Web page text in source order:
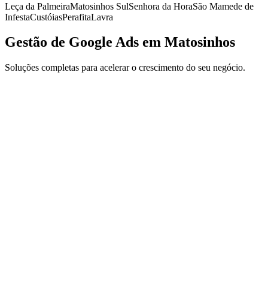
Leça da PalmeiraMatosinhos SulSenhora da HoraSão Mamede de
InfestaCustóiasPerafitaLavra
Gestão de Google Ads em Matosinhos
Soluções completas para acelerar o crescimento do seu negócio.